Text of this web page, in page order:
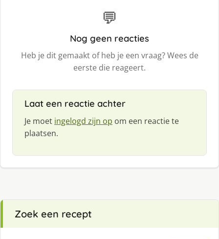
💬
Nog geen reacties
Heb je dit gemaakt of heb je een vraag? Wees de
eerste die reageert.
Laat een reactie achter
Je moet ingelogd zijn op om een reactie te
plaatsen.
Zoek een recept